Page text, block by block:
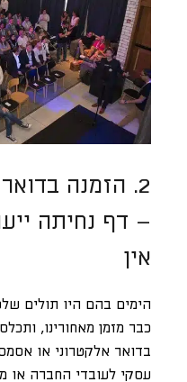
2. הזמנה
– דף נחיתה
אין
הימים בהם היו תולים
כבר מזמן מאחורינו,
בדואר אלקטרוני או
עסקי לעובדי החברה או